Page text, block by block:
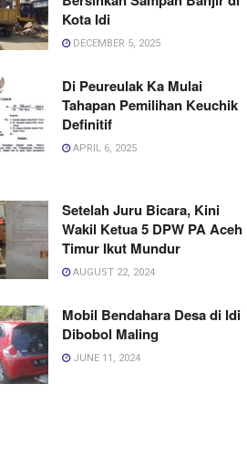
Kota Idi
DECEMBER 5, 2025
Di Peureulak Ka Mulai
Tahapan Pemilihan Keuchik
Definitif
APRIL 6, 2025
Setelah Juru Bicara, Kini
Wakil Ketua 5 DPW PA Aceh
Timur Ikut Mundur
AUGUST 22, 2024
Mobil Bendahara Desa di Idi
Dibobol Maling
JUNE 11, 2024